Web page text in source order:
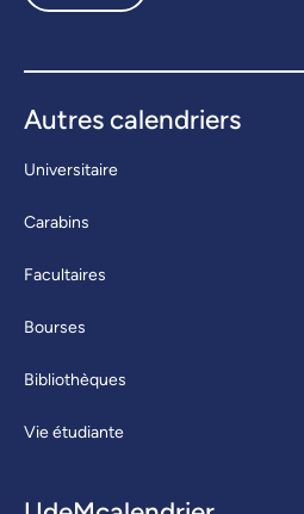
Autres calendriers
Universitaire
Carabins
Facultaires
Bourses
Bibliothèques
Vie étudiante